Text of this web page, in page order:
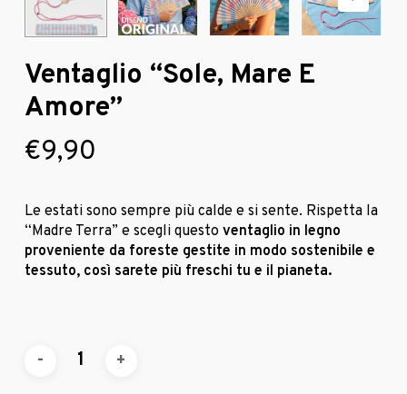
Ventaglio “Sole, Mare E
Amore”
€9,90
Le estati sono sempre più calde e si sente. Rispetta la
“Madre Terra” e scegli questo ventaglio in legno
proveniente da foreste gestite in modo sostenibile e
tessuto, così sarete più freschi tu e il pianeta.